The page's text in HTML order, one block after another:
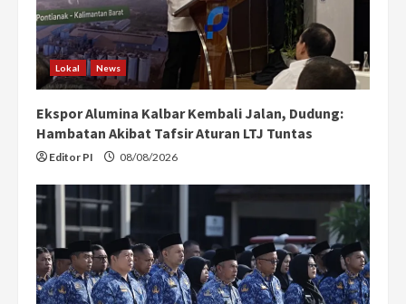
Lokal News
Ekspor Alumina Kalbar Kembali Jalan, Dudung:
Hambatan Akibat Tafsir Aturan LTJ Tuntas
Editor PI 08/08/2026